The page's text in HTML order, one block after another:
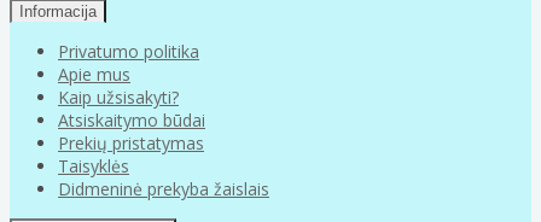
Informacija
Privatumo politika
Apie mus
Kaip užsisakyti?
Atsiskaitymo būdai
Prekių pristatymas
Taisyklės
Didmeninė prekyba žaislais